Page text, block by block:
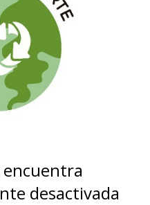
encuentra
desactivada